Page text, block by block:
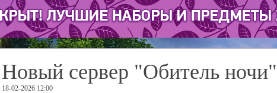
Новый сервер "Обитель ночи"
18-02-2026 12:00